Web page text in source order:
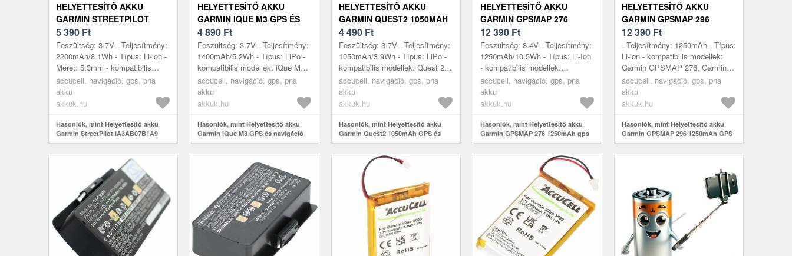
HELYETTESÍTŐ AKKU
GARMIN STREETPILOT
IA3AB07B1A9 GPS ÉS
NAVIGÁCIÓ
5 390 Ft
Feszültség: 3.7V - Teljesítmény:
2200mAh/8.1Wh - Típus: Li-ion -
Méret: 5.3mm - kompatibilis
modellek: Garmin StreetPilot
C320, Garmin StreetPilot ...
accucell, navigáció, gps, pna
akku
akkuk.hu
Hasonlók, mint Helyettesítő akku
Garmin StreetPilot IA3AB07B1A9
GPS és navigáció
HELYETTESÍTŐ AKKU
GARMIN IQUE M3 GPS ÉS
NAVIGÁCIÓ
4 890 Ft
Feszültség: 3.7V - Teljesítmény:
1400mAh/5.2Wh - Típus: LiPo -
kompatibilis modellek: iQue M3,
Garmin iQue M3
accucell, navigáció, gps, pna
akku
akkuk.hu
Hasonlók, mint Helyettesítő akku
Garmin iQue M3 GPS és navigáció
HELYETTESÍTŐ AKKU
GARMIN QUEST2 1050MAH
GPS ÉS NAVIGÁCIÓ
4 490 Ft
Feszültség: 3.7V - Teljesítmény:
1050mAh/3.9Wh - Típus: LiPo -
kompatibilis modellek: Quest 2,
Garmin Quest2
accucell, navigáció, gps, pna
akku
akkuk.hu
Hasonlók, mint Helyettesítő akku
Garmin Quest2 1050mAh GPS és
navigáció
HELYETTESÍTŐ AKKU
GARMIN GPSMAP 276
1250MAH GPS ÉS
NAVIGÁCIÓ
12 390 Ft
Feszültség: 8.4V - Teljesítmény:
1250mAh/10.5Wh - Típus: Li-Ion
- kompatibilis modellek:
GPSMAP 276, Garmin GPSMAP
276, GPSMAP 276c, GPSMAP
296, GP...
accucell, navigáció, gps, pna
akku
akkuk.hu
Hasonlók, mint Helyettesítő akku
Garmin GPSMAP 276 1250mAh gps
és navigáció
HELYETTESÍTŐ AKKU
GARMIN GPSMAP 296
1250MAH GPS ÉS
NAVIGÁCIÓ
12 390 Ft
- Teljesítmény: 1250mAh - Típus:
Li-ion - kompatibilis modellek:
Garmin GPSMAP 276, Garmin
GPSMAP 276c, Garmin
GPSMAP 296, Garmin GPSMAP
396, Garmi...
accucell, navigáció, gps, pna
akku
akkuk.hu
Hasonlók, mint Helyettesítő akku
Garmin GPSMAP 296 1250mAh GPS
és navigáció